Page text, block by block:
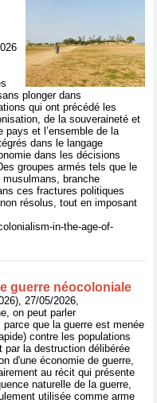
plonger dans
qui ont précédé les
de la souveraineté et
pays et l’ensemble de la
dans le langage
dans les décisions
groupes armés tels que le
branche
ces fractures politiques
résolus, tout en imposant
in-the-age-of-
guerre néocoloniale
27/05/2026,
on peut parler
que la guerre est menée
contre les populations
par la destruction délibérée
d'une économie de guerre,
au récit qui présente
naturelle de la guerre,
utilisée comme arme